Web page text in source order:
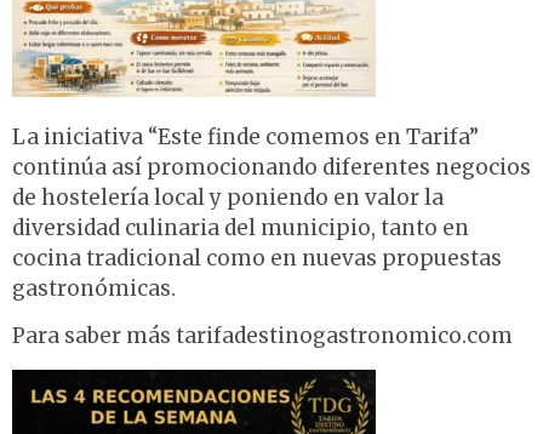
La iniciativa “Este finde comemos en Tarifa”
continúa así promocionando diferentes negocios
de hostelería local y poniendo en valor la
diversidad culinaria del municipio, tanto en
cocina tradicional como en nuevas propuestas
gastronómicas.
Para saber más tarifadestinogastronomico.com